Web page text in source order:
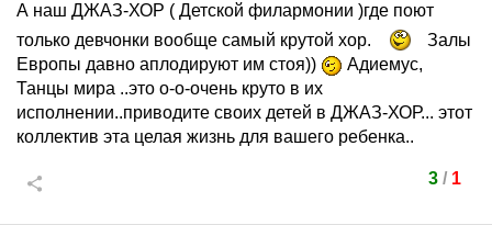
А наш ДЖАЗ-ХОР ( Детской филармонии )где поют
только девчонки вообще самый крутой хор.
Залы
Европы давно аплодируют им стоя))
Адиемус,
Танцы мира ..это о-о-очень круто в их
исполнении..приводите своих детей в ДЖАЗ-ХОР... этот
коллектив эта целая жизнь для вашего ребенка..
3/ 1